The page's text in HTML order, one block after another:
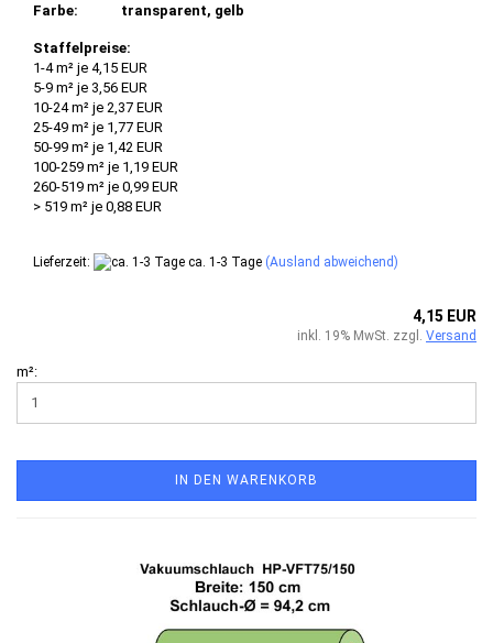
Farbe:
transparent, gelb
Staffelpreise:
1-4 m² je 4,15 EUR
5-9 m² je 3,56 EUR
10-24 m² je 2,37 EUR
25-49 m² je 1,77 EUR
50-99 m² je 1,42 EUR
100-259 m² je 1,19 EUR
260-519 m² je 0,99 EUR
> 519 m² je 0,88 EUR
Lieferzeit: ca. 1-3 Tage (Ausland abweichend)
4,15 EUR
inkl. 19% MwSt. zzgl. Versand
m²:
IN DEN WARENKORB